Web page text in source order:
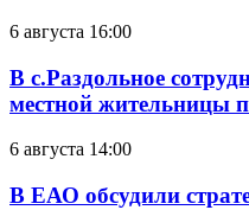
6 августа 16:00
В с.Раздольное
местной жительницы
6 августа 14:00
В ЕАО обсудили